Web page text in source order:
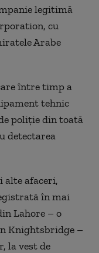
legitimă
cu
Arabe
între timp a
tehnic
poliție din toată
detectarea
alte afaceri,
în mai
Lahore – o
Knightsbridge –
la vest de